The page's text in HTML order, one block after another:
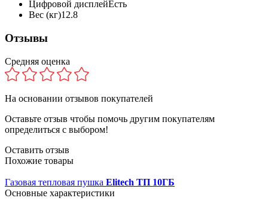
Цифровой дисплейЕсть
Вес (кг)12.8
Отзывы
Средняя оценка
На основании отзывов покупателей
Оставьте отзыв чтобы помочь другим покупателям
определиться с выбором!
Оставить отзыв
Похожие товары
Газовая тепловая пушка Elitech ТП 10ГБ
Основные характеристики